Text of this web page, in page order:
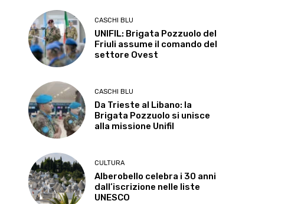
CASCHI BLU
UNIFIL: Brigata Pozzuolo del
Friuli assume il comando del
settore Ovest
CASCHI BLU
Da Trieste al Libano: la
Brigata Pozzuolo si unisce
alla missione Unifil
CULTURA
Alberobello celebra i 30 anni
dall’iscrizione nelle liste
UNESCO